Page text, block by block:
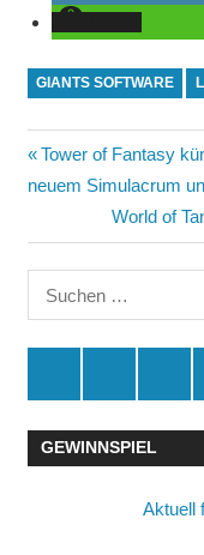
GIANTS SOFTWARE
Vorheriger
Beitrag:
Tower of Fantasy
neuem Simulacrum
Nächster
Beitrag:
World of
Suchen
nach:
GEWINNSPIEL
Aktuell